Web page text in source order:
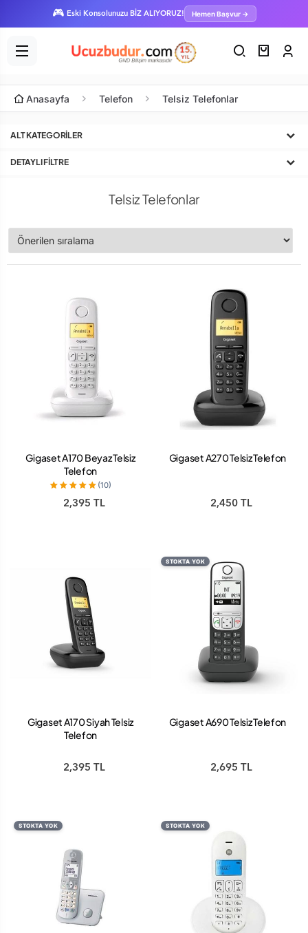
🎮 Eski Konsolunuzu BİZ ALIYORUZ! Hemen Başvur →
Anasayfa Telefon Telsiz Telefonlar
ALT KATEGORILER
DETAYLI FILTRE
Telsiz Telefonlar
Gigaset A170 Beyaz Telsiz
Telefon
(10)
2,395 TL
Gigaset A270 Telsiz Telefon
2,450 TL
Gigaset A170 Siyah Telsiz
Telefon
2,395 TL
STOKTA YOK
Gigaset A690 Telsiz Telefon
2,695 TL
STOKTA YOK STOKTA YOK